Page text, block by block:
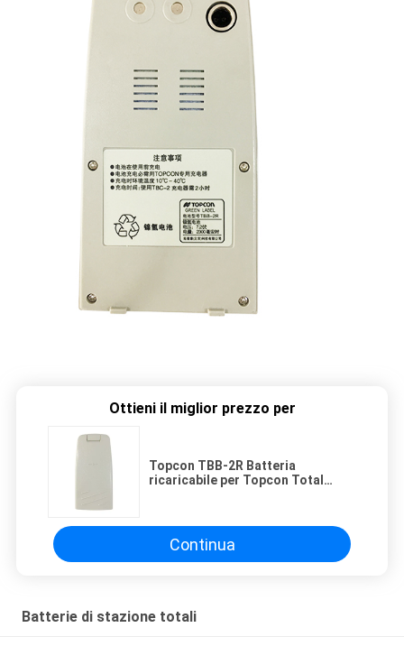
Ottieni il miglior prezzo per
Topcon TBB-2R Batteria
ricaricabile per Topcon Total
Continua
Batterie di stazione totali